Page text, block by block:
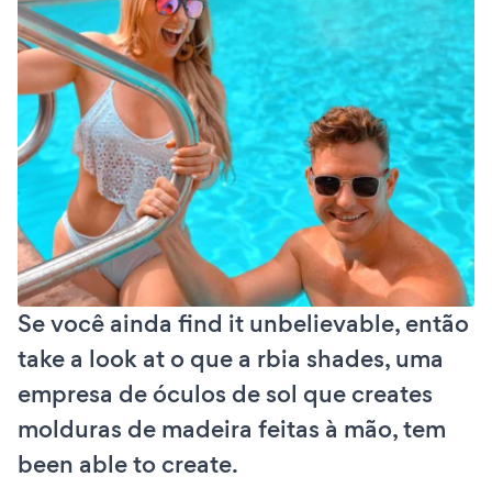
Se você ainda find it unbelievable, então
take a look at o que a rbia shades, uma
empresa de óculos de sol que creates
molduras de madeira feitas à mão, tem
been able to create.